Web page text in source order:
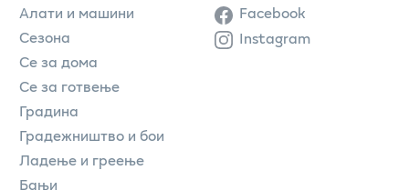
Алати и машини
Сезона
Се за дома
Се за готвење
Градина
Градежништво и бои
Ладење и греење
Бањи
Facebook
Instagram